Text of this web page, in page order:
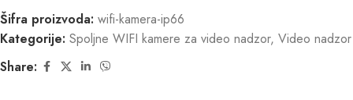
Šifra proizvoda: wifi-kamera-ip66
Kategorije: Spoljne WIFI kamere za video nadzor, Video nadzor
Share: